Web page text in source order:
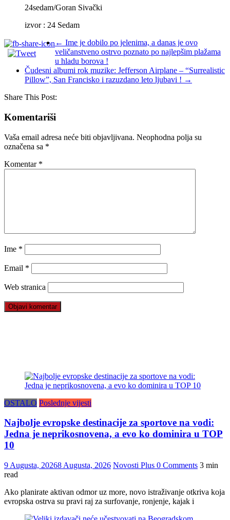
24sedam/Goran Sivački
izvor : 24 Sedam
← Ime je dobilo po jelenima, a danas je ovo
veličanstveno ostrvo poznato po najlepšim plažama
u hladu borova !
Čudesni albumi rok muzike: Jefferson Airplane – “Surrealistic
Pillow”, San Francisko i razuzdano leto ljubavi ! →
Share This Post:
Komentariši
Vaša email adresa neće biti objavljivana. Neophodna polja su
označena sa *
Komentar *
Ime *
Email *
Web stranica
OSTALO Poslednje vijesti
Najbolje evropske destinacije za sportove na vodi:
Jedna je neprikosnovena, a evo ko dominira u TOP
10
9 Augusta, 20268 Augusta, 2026 Novosti Plus 0 Comments 3 min
read
Ako planirate aktivan odmor uz more, novo istraživanje otkriva koja
evropska ostrva su pravi raj za surfovanje, ronjenje, kajak i